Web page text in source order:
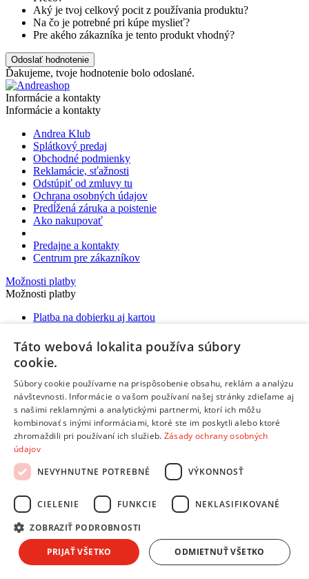
Aký je tvoj celkový pocit z používania produktu?
Na čo je potrebné pri kúpe myslieť?
Pre akého zákazníka je tento produkt vhodný?
Odoslať hodnotenie
Ďakujeme, tvoje hodnotenie bolo odoslané.
Informácie a kontakty
Informácie a kontakty
Andrea Klub
Splátkový predaj
Obchodné podmienky
Reklamácie, sťažnosti
Odstúpiť od zmluvy tu
Ochrana osobných údajov
Predĺžená záruka a poistenie
Ako nakupovať
Predajne a kontakty
Centrum pre zákazníkov
Možnosti platby
Možnosti platby
Platba na dobierku aj kartou
Platba prevodom na účet
Platba online cez internet:
Možnosti doručenia
Možnosti doručenia
Expresné doručenie kuriérom
Vynáška a odvoz starého spotrebiča
Packeta - výdajné miesta a Z-BOXy
Doručenie do Česka
Copyright © 2026 AndreaShop.sk.
Tvorba webu od
RIESENIA.com
Táto webová lokalita používa súbory
cookie.
Súbory cookie používame na prispôsobenie obsahu, reklám a analýzu
návštevnosti. Informácie o vašom používaní našej stránky zdieľame aj
s našimi reklamnými a analytickými partnermi, ktorí ich môžu
kombinovať s inými informáciami, ktoré ste im poskytli alebo ktoré
zhromaždili pri používaní ich služieb. Zásady ochrany osobných
údajov
NEVYHNUTNE POTREBNÉ
VÝKONNOSŤ
CIELENIE FUNKCIE NEKLASIFIKOVANÉ
ZOBRAZIŤ PODROBNOSTI
PRIJAŤ VŠETKO ODMIETNUŤ VŠETKO